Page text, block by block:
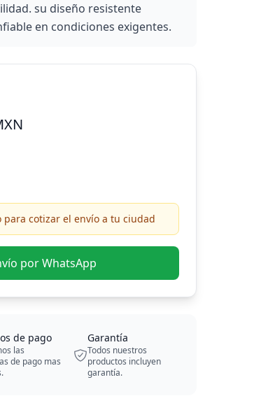
su diseño resistente
en condiciones exigentes.
cotizar el envío a tu ciudad
por WhatsApp
de pago
las
de pago mas
Garantía
Todos nuestros
productos incluyen
garantía.